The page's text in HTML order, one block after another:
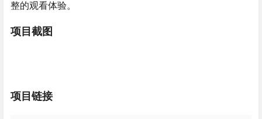
整的观看体验。
项目截图
项目链接